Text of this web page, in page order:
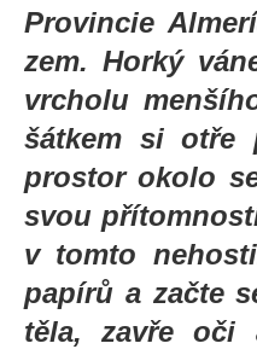
Provincie
zem. Horký
vrcholu
šátkem si otře
prostor okolo
svou
v tomto
papírů a začte
těla, zavře